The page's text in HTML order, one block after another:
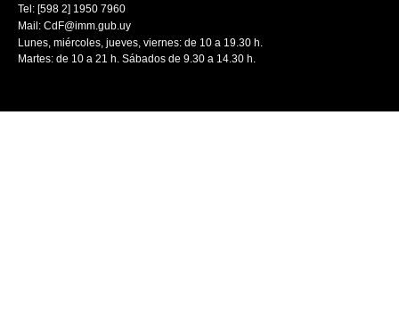
Tel: [598 2] 1950 7960
Mail: CdF@imm.gub.uy
Lunes, miércoles, jueves, viernes: de 10 a 19.30 h.
Martes: de 10 a 21 h. Sábados de 9.30 a 14.30 h.